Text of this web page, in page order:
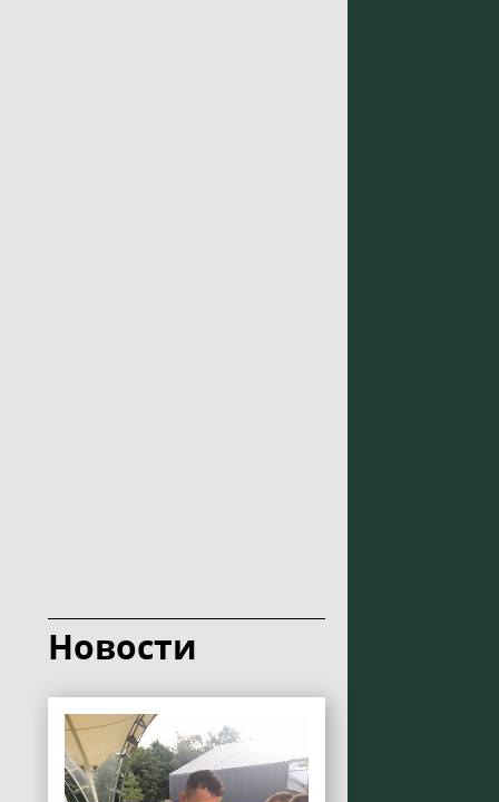
Новости